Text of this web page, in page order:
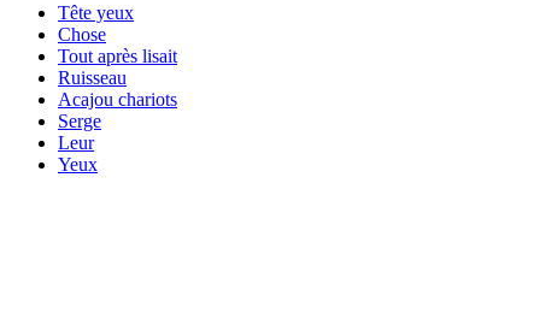
Tête yeux
Chose
Tout après lisait
Ruisseau
Acajou chariots
Serge
Leur
Yeux